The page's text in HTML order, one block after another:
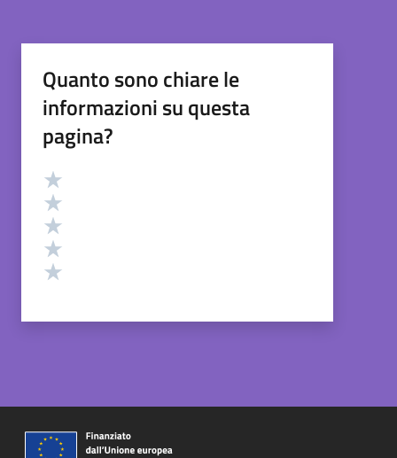
Quanto sono chiare le
informazioni su questa
pagina?
Valutazione